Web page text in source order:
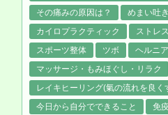
その痛みの原因は？
めまい吐
カイロプラクティック
ストレス
スポーツ整体
ツボ
ヘルニア
マッサージ・もみほぐし・リラク
レイキヒーリング(氣の流れを良く
今日から自分でできること
免